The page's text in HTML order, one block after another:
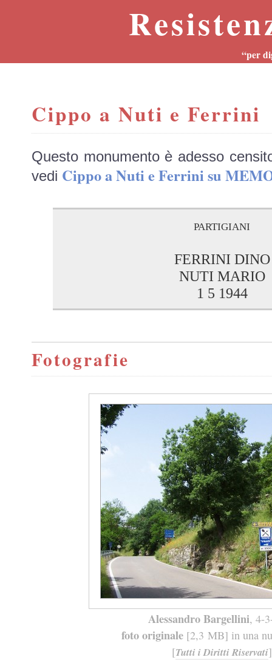
“per
Cippo a Nuti e Ferrini
Questo monumento è adesso
vedi Cippo a Nuti e Ferrini su
partigiani
FERRINI DINO
NUTI MARIO
1 5 1944
Fotografie
Alessandro Bargellini, 4-
foto originale[2,3 MB] in una
[Tutti i Diritti Riservati]